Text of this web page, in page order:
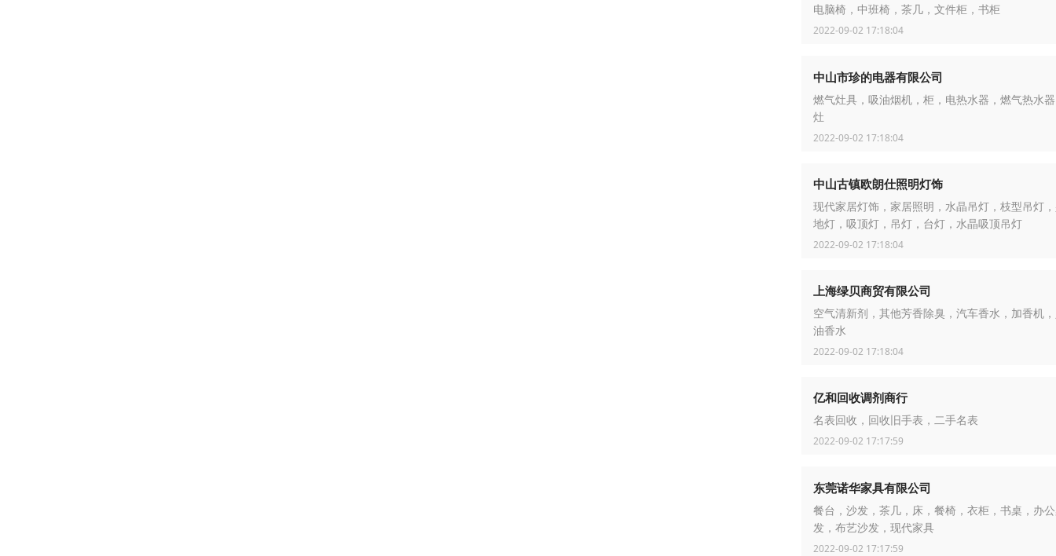
电脑椅，中班椅，茶几，文件柜，书柜
2022-09-02 17:18:04
中山市珍的电器有限公司
燃气灶具，吸油烟机，柜，电热水器，燃气热水
灶
2022-09-02 17:18:04
中山古镇欧朗仕照明灯饰
现代家居灯饰，家居照明，水晶吊灯，枝型吊灯
地灯，吸顶灯，吊灯，台灯，水晶吸顶吊灯
2022-09-02 17:18:04
上海绿贝商贸有限公司
空气清新剂，其他芳香除臭，汽车香水，加香机
油香水
2022-09-02 17:18:04
亿和回收调剂商行
名表回收，回收旧手表，二手名表
2022-09-02 17:17:59
东莞诺华家具有限公司
餐台，沙发，茶几，床，餐椅，衣柜，书桌，办
发，布艺沙发，现代家具
2022-09-02 17:17:59